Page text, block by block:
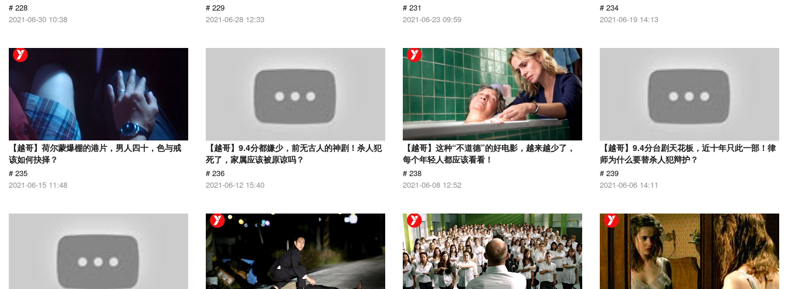
# 228
2021-06-30 10:38
# 229
2021-06-28 12:33
# 231
2021-06-23 09:59
# 234
2021-06-19 14:13
【越哥】荷尔蒙爆棚的港片，男人四十，色与戒
该如何抉择？
# 235
2021-06-15 11:48
【越哥】9.4分都嫌少，前无古人的神剧！杀人犯
死了，家属应该被原谅吗？
# 236
2021-06-12 15:40
【越哥】这种“不道德”的好电影，越来越少了，
每个年轻人都应该看看！
# 238
2021-06-08 12:52
【越哥】9.4分台剧天花板，近十年只此一部！律
师为什么要替杀人犯辩护？
# 239
2021-06-06 14:11